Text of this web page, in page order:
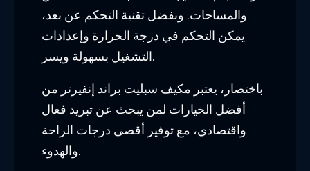
والمساحات. وبفضل تقنية التحكم عن بعد،
يمكن التحكم في درجة الحرارة وإعدادات
التشغيل بسهولة ويسر.
باختصار، يعتبر مكيف سبليت براند إنفيرتر من
أفضل الخيارات لمن يبحث عن تبريد فعال
واقتصادي، مع توفير أقصى درجات الراحة
والهدوء.